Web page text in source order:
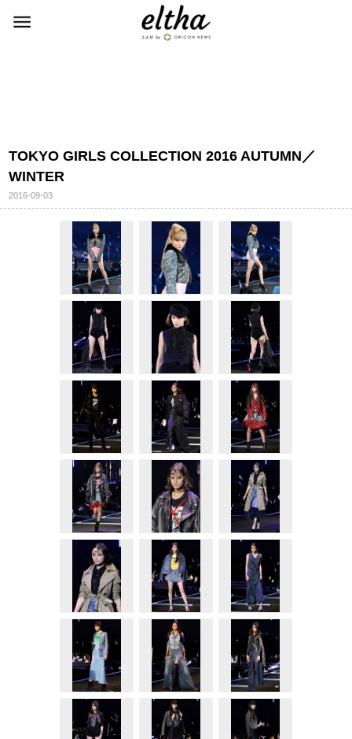
TOKYO GIRLS COLLECTION 2016 AUTUMN／
WINTER
2016-09-03